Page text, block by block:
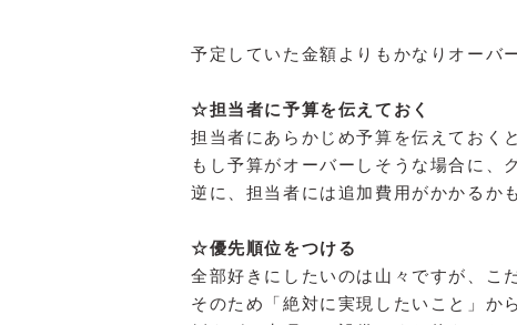
予定していた金額よりもかなりオーバ
☆担当者に予算を伝えておく
担当者にあらかじめ予算を伝えておく
もし予算がオーバーしそうな場合に、
逆に、担当者には追加費用がかかるか
☆優先順位をつける
全部好きにしたいのは山々ですが、こ
そのため「絶対に実現したいこと」か